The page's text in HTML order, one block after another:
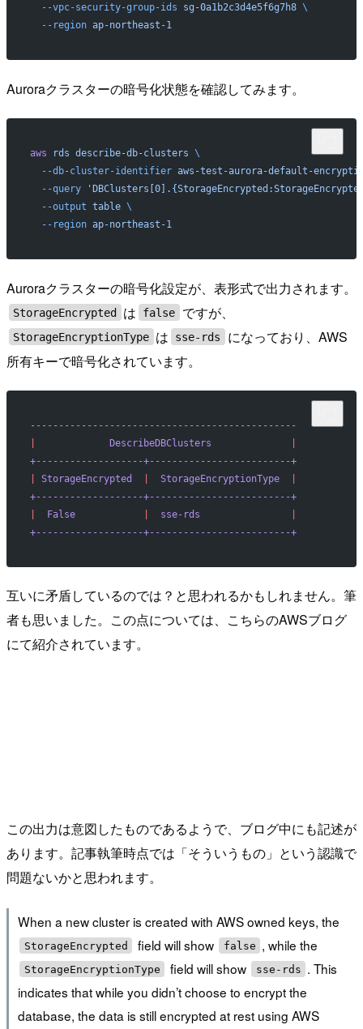
  --vpc-security-group-ids
sg-0a1b2c3d4e5f6g7h8 \
  --region
ap-northeast-1
Auroraクラスターの暗号化状態を確認してみます。
aws rds describe-db-clusters \
  --db-cluster-identifier
aws-test-aurora-default-
  --query
  --output
table \
  --region
ap-northeast-1
Auroraクラスターの暗号化設定が、表形式で出力されます。
StorageEncrypted は false ですが、
StorageEncryptionType は sse-rds
になっており、AWS
所有キーで暗号化されています。
-----------------------------------------------
             DescribeDBClusters
+-------------------+-------------------------+
StorageEncrypted
  StorageEncryptionType
  |
+-------------------+-------------------------+
  False
            |
  sse-rds
+-------------------+-------------------------+
互いに矛盾しているのでは？と思われるかもしれません。筆
者も思いました。この点については、こちらのAWSブログ
にて紹介されています。
この出力は意図したものであるようで、ブログ中にも記述が
あります。記事執筆時点では「そういうもの」という認識で
問題ないかと思われます。
When a new cluster is created with AWS owned keys, the
StorageEncrypted field will show false , while the
StorageEncryptionType field will show sse-rds . This
indicates that while you didn’t choose to encrypt the
database, the data is still encrypted at rest using AWS